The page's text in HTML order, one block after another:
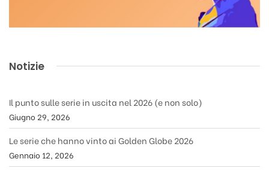
Notizie
Il punto sulle serie in uscita nel 2026 (e non solo)
Giugno 29, 2026
Le serie che hanno vinto ai Golden Globe 2026
Gennaio 12, 2026